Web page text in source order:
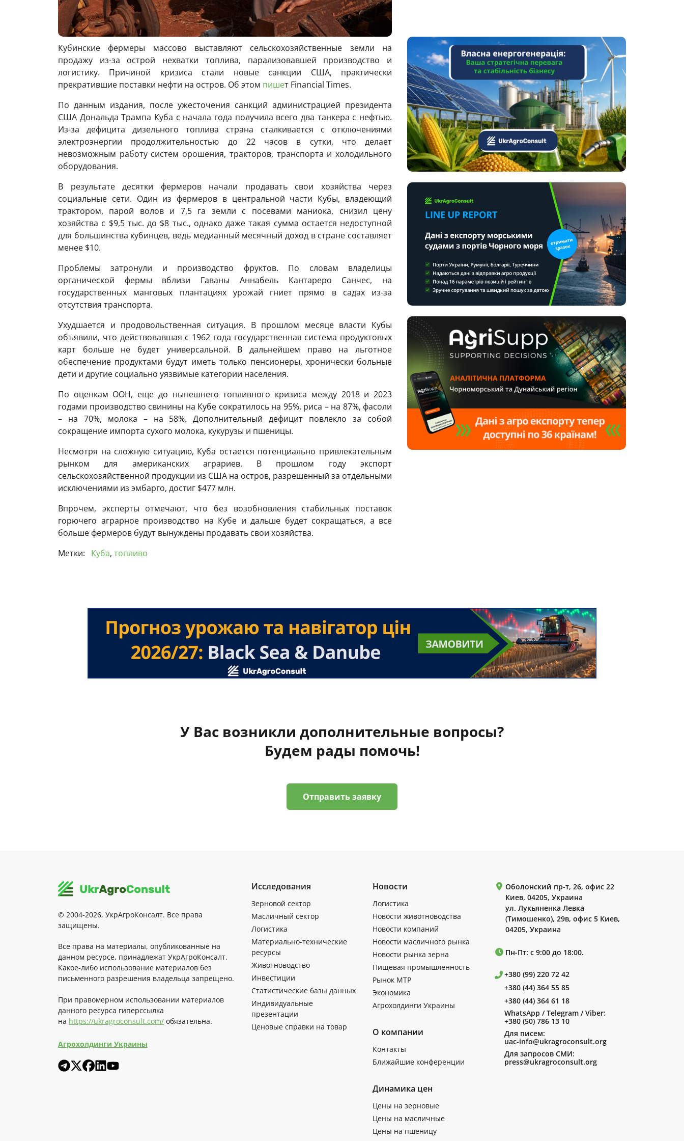
Кубинские фермеры массово выставляют сельскохозяйственные земли на
продажу из-за острой нехватки топлива, парализовавшей производство и
логистику. Причиной кризиса стали новые санкции США, практически
прекратившие поставки нефти на остров. Об этом пишет Financial Times.
По данным издания, после ужесточения санкций администрацией президента
США Дональда Трампа Куба с начала года получила всего два танкера с нефтью.
Из-за дефицита дизельного топлива страна сталкивается с отключениями
электроэнергии продолжительностью до 22 часов в сутки, что делает
невозможным работу систем орошения, тракторов, транспорта и холодильного
оборудования.
В результате десятки фермеров начали продавать свои хозяйства через
социальные сети. Один из фермеров в центральной части Кубы, владеющий
трактором, парой волов и 7,5 га земли с посевами маниока, снизил цену
хозяйства с $9,5 тыс. до $8 тыс., однако даже такая сумма остается недоступной
для большинства кубинцев, ведь медианный месячный доход в стране составляет
менее $10.
Проблемы затронули и производство фруктов. По словам владелицы
органической фермы вблизи Гаваны Аннабель Кантареро Санчес, на
государственных манговых плантациях урожай гниет прямо в садах из-за
отсутствия транспорта.
Ухудшается и продовольственная ситуация. В прошлом месяце власти Кубы
объявили, что действовавшая с 1962 года государственная система продуктовых
карт больше не будет универсальной. В дальнейшем право на льготное
обеспечение продуктами будут иметь только пенсионеры, хронически больные
дети и другие социально уязвимые категории населения.
По оценкам ООН, еще до нынешнего топливного кризиса между 2018 и 2023
годами производство свинины на Кубе сократилось на 95%, риса – на 87%, фасоли
– на 70%, молока – на 58%. Дополнительный дефицит повлекло за собой
сокращение импорта сухого молока, кукурузы и пшеницы.
Несмотря на сложную ситуацию, Куба остается потенциально привлекательным
рынком для американских аграриев. В прошлом году экспорт
сельскохозяйственной продукции из США на остров, разрешенный за отдельными
исключениями из эмбарго, достиг $477 млн.
Впрочем, эксперты отмечают, что без возобновления стабильных поставок
горючего аграрное производство на Кубе и дальше будет сокращаться, а все
больше фермеров будут вынуждены продавать свои хозяйства.
Метки:
Куба, топливо
У Вас возникли дополнительные вопросы?
Будем рады помочь!
Отправить заявку
© 2004-2026, УкрАгроКонсалт. Все права
защищены.
Все права на материалы, опубликованные на
данном ресурсе, принадлежат УкрАгроКонсалт.
Какое-либо использование материалов без
письменного разрешения владельца запрещено.
При правомерном использовании материалов
данного ресурса гиперссылка
на https://ukragroconsult.com/ обязательна.
Агрохолдинги Украины
Исследования
Зерновой сектор
Масличный сектор
Логистика
Материально-технические
ресурсы
Животноводство
Инвестиции
Статистические базы данных
Индивидуальные
презентации
Ценовые справки на товар
Новости
Логистика
Новости животноводства
Новости компаний
Новости масличного рынка
Новости рынка зерна
Пищевая промышленность
Рынок МТР
Экономика
Агрохолдинги Украины
О компании
Контакты
Ближайшие конференции
Динамика цен
Цены на зерновые
Цены на масличные
Цены на пшеницу
Оболонский пр-т, 26, офис 22
Киев, 04205, Украина
ул. Лукьяненка Левка
(Тимошенко), 29в, офис 5 Киев,
04205, Украина
Пн-Пт: с 9:00 до 18:00.
+380 (99) 220 72 42
+380 (44) 364 55 85
+380 (44) 364 61 18
WhatsApp / Telegram / Viber:
+380 (50) 786 13 10
Для писем:
uac-info@ukragroconsult.org
Для запросов СМИ:
press@ukragroconsult.org